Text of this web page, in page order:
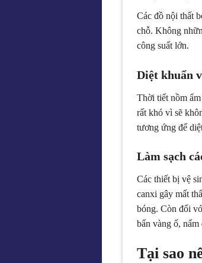
Các đồ nội thất
chỗ. Không
công suất lớn.
Diệt khuẩn
Thời tiết nồm
rất khó vì sẽ
tương ứng để
Làm sạch
Các thiết bị vệ
canxi gây mất
bóng. Còn đối
bẩn vàng ố,
Tại sao